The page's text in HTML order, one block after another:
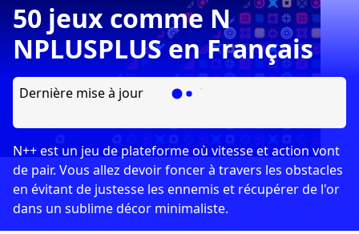
50 jeux comme N
NPLUSPLUS en Français
Dernière mise à jour
N++ est un jeu de plateforme où vitesse et action vont
de pair. Vous allez devoir foncer à travers les obstacles
en évitant de justesse les ennemis et récupérer de l'or
dans un sublime décor minimaliste.